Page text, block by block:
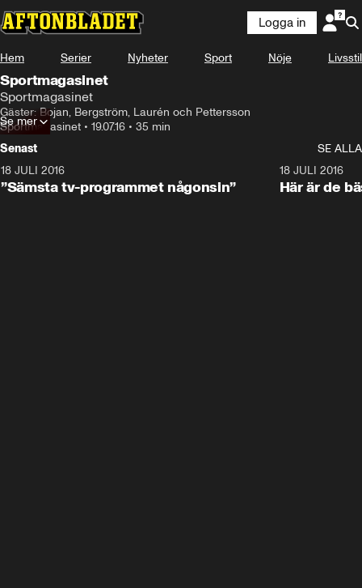
Logga in
Hem Serier Nyheter Sport Nöje Livsstil
Sportmagasinet
Sportmagasinet
Gäster: Bojan, Bergström, Laurén och Pettersson
Sportmagasinet • 19.07.16 • 35 min
Se mer
Senast
SE ALLA
18 JULI 2016
”Sämsta tv-programmet någonsin”
18 JULI 2016
Här är de